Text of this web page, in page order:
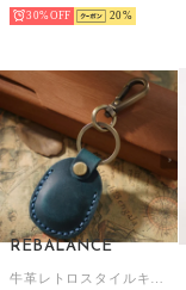
30% 20
REBALANCE